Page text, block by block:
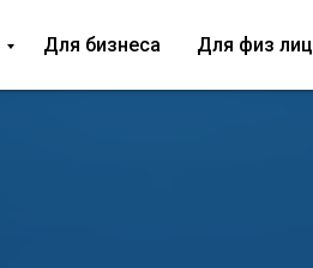
Для бизнеса Для физ лиц